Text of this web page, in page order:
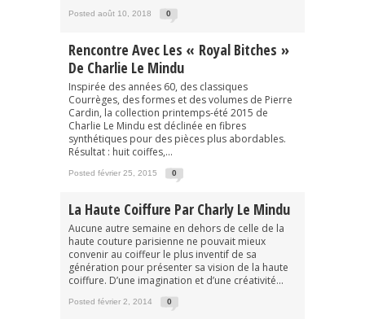
Posted août 10, 2018 0
Rencontre Avec Les « Royal Bitches »
De Charlie Le Mindu
Inspirée des années 60, des classiques
Courrèges, des formes et des volumes de Pierre
Cardin, la collection printemps-été 2015 de
Charlie Le Mindu est déclinée en fibres
synthétiques pour des pièces plus abordables.
Résultat : huit coiffes,...
Posted février 25, 2015 0
La Haute Coiffure Par Charly Le Mindu
Aucune autre semaine en dehors de celle de la
haute couture parisienne ne pouvait mieux
convenir au coiffeur le plus inventif de sa
génération pour présenter sa vision de la haute
coiffure. D’une imagination et d’une créativité...
Posted février 2, 2014 0